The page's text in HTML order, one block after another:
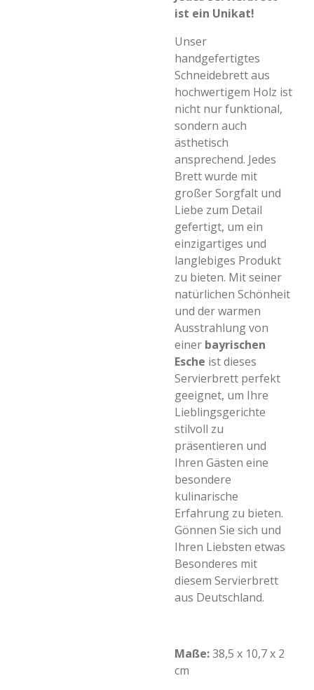
ist ein Unikat!
Unser
handgefertigtes
Schneidebrett aus
hochwertigem Holz ist
nicht nur funktional,
sondern auch
ästhetisch
ansprechend. Jedes
Brett wurde mit
großer Sorgfalt und
Liebe zum Detail
gefertigt, um ein
einzigartiges und
langlebiges Produkt
zu bieten. Mit seiner
natürlichen Schönheit
und der warmen
Ausstrahlung von
einer bayrischen
Esche ist dieses
Servierbrett perfekt
geeignet, um Ihre
Lieblingsgerichte
stilvoll zu
präsentieren und
Ihren Gästen eine
besondere
kulinarische
Erfahrung zu bieten.
Gönnen Sie sich und
Ihren Liebsten etwas
Besonderes mit
diesem Servierbrett
aus Deutschland.
Maße:38,5 x 10,7 x 2
cm